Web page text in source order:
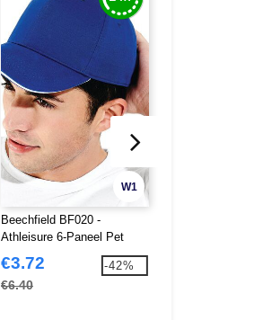
W1
Beechfield BF020 -
Athleisure 6-Paneel Pet
€3.72
€6.40
-42%